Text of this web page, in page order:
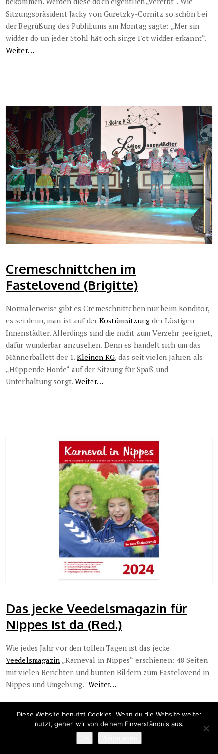
Sitzungspräsident Jacky von Guretzky-Cornitz so schön bei
der Begrüßung des Publikums am Montag sagte: „Mer sin
widder do un jeder Stohl hät och singe Fot widder erkannt“.
Weiter…
Cremeschnittchen im
Fastelovend (Brigitte)
Normalerweise gibt es Cremeschnittchen nur beim Konditor,
es sei denn, man ist auf der Kostümsitzung der Löstigen
Innenstädter. Allerdings sind die nicht zum Verzehr geeignet,
dafür wunderbar anzusehen. Denn es handelt sich um das
Männerballett der 1.Kleinen KG, das seit vielen Jahren als
„Hüppende Horde“ auf der Sitzung für Spaß und
Unterhaltung sorgt. Weiter…
Das jecke Veedelsmagazin für
Nippes ist da (Red.)
Wie jedes Jahr vor den tollen Tagen ist das jecke
Veedelsmagazin „Karneval in Nippes“ erschienen: 48 Seiten
mit vielen Berichten und bunten Bildern zum Fastelovend in
Nippes und Umgebung. Weiter…
Diese Website benutzt Cookies. Wenn du die Website weiter
nutzt, gehen wir von deinem Einverständnis aus.